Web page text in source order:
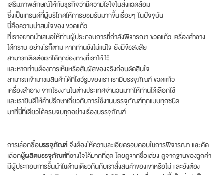
เสริมภาพลักษณ์ให้กับธุรกิจว่ามีความใส่ใจในสิ่งแวดล้อม
ซึ่งเป็นเทรนด์ที่ผู้บริโภคให้การยอมรับมากขึ้นเรื่อยๆ ในปัจจุบัน
นี่คือความน่าสนใจของ ขวดแก้ว
ที่เราอยากนำเสนอให้ท่านผู้ประกอบการที่กำลังพิจารณา ขวดแก้ว เครื่องสำอาง
ได้ทราบ อย่างไรก็ตาม หากท่านยังไม่แน่ใจ ยังมีข้อสงสัย
สามารถติดต่อเราได้ทุกช่องทางที่เราให้ไว้
และหากท่านต้องการเห็นหรือสัมผัสของจริงก่อนตัดสินใจ
สามารถเข้ามาชมสินค้าได้ที่โชว์รูมของเรา เรามีบรรจุภัณฑ์ ขวดแก้ว
เครื่องสำอาง จากโรงงานในต่างประเทศจำนวนมากให้ท่านได้เลือกใช้
และเรายินดีให้คำปรึกษาเกี่ยวกับการใช้งานบรรจุภัณฑ์ทุกแบบทุกชนิด
มาที่นี่ที่เดียวได้ครบจบทุกอย่างเรื่องบรรจุภัณฑ์
การเลือกซื้อบรรจุภัณฑ์ จึงต้องให้ความละเอียดรอบคอบในการพิจารณา และคัด
เลือกผู้ผลิตบรรจุภัณฑ์ที่วางใจได้มากที่สุด โดยดูจากชื่อเสียง ดูจากฐานของลูกค่า
มีผู้ประกอบการชั้นนำในด้านเดียวกันกับเราสั่งสินค้าของเขาหรือไม่ และยังต้อง